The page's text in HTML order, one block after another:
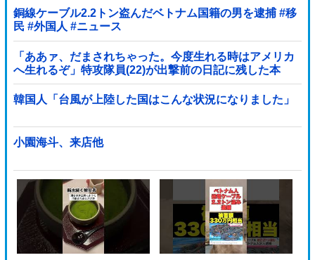
銅線ケーブル2.2トン盗んだベトナム国籍の男を逮捕 #移
民 #外国人 #ニュース
「ああァ、だまされちゃった。今度生れる時はアメリカ
へ生れるぞ」特攻隊員(22)が出撃前の日記に残した本
音！
韓国人「台風が上陸した国はこんな状況になりました」
小園海斗、来店他